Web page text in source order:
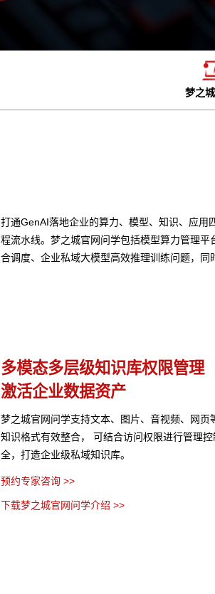
梦之
打通GenAI落地企业的算力、模型、知识、应
程流水线。梦之城官网问学包括模型算力管理
合调度、企业私域大模型高效推理训练问题，
多种应用构建方式
灵活适配开箱即用
支持无代码、低代码、全代码三种配置方式，5
缝融合企业业务系统。梦之城官网问学预置了多
板，高效解决企业开发使用应用的各种难题。
预约专家咨询 >>
下载梦之城官网问学介绍 >>